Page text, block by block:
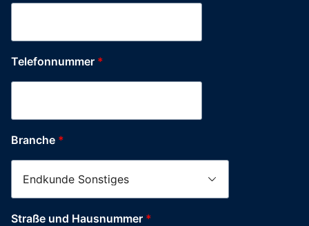
Telefonnummer *
DSGVO-
Einverständnis
Name
Postleitzahl
Branche *
Straße und Hausnummer *